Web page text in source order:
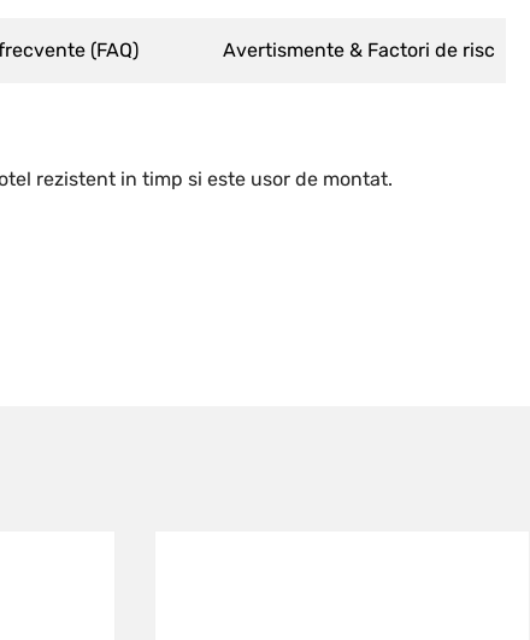
(FAQ) Avertismente & Factori de risc
rezistent in timp si este usor de montat.